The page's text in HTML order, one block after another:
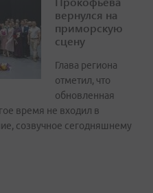
вернулся на
приморскую
сцену
Глава региона
отметил, что
обновленная
время не входил в
созвучное сегодняшнему